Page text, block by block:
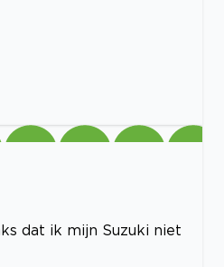
dat ik mijn Suzuki niet